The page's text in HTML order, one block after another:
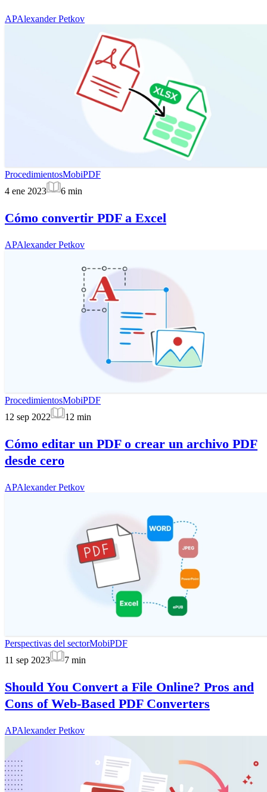
APAlexander Petkov
ProcedimientosMobiPDF
4 ene 2023
6 min
Cómo convertir PDF a Excel
APAlexander Petkov
ProcedimientosMobiPDF
12 sep 2022
12 min
Cómo editar un PDF o crear un archivo PDF
desde cero
APAlexander Petkov
Perspectivas del sectorMobiPDF
11 sep 2023
7 min
Should You Convert a File Online? Pros and
Cons of Web-Based PDF Converters
APAlexander Petkov